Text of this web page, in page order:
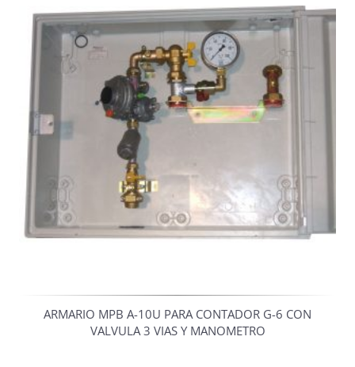
ARMARIO MPB A-10U PARA CONTADOR G-6 CON
VALVULA 3 VIAS Y MANOMETRO